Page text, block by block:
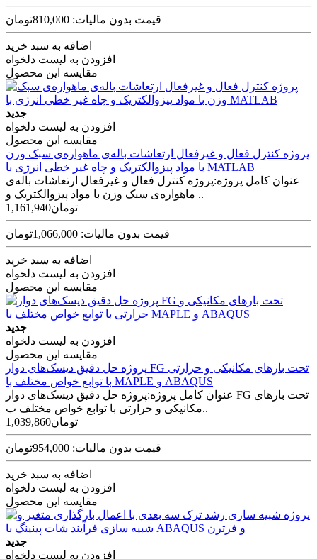
قیمت بدون مالیات: 810,000تومان
اضافه به سبد خرید
افزودن به لیست دلخواه
مقایسه این محصول
جدید
افزودن به لیست دلخواه
مقایسه این محصول
پروژه کنترل فعال و غیرفعال ارتعاشات باله‌ی ماهواره‌ی سبک وزن
با مواد پیزوالکتریک و چاه غیر خطی انرژی با MATLAB
عنوان کامل پروژه:پروژه کنترل فعال و غیرفعال ارتعاشات باله‌ی
ماهواره‌ی سبک وزن با مواد پیزوالکتریک و ..
1,161,940تومان
قیمت بدون مالیات: 1,066,000تومان
اضافه به سبد خرید
افزودن به لیست دلخواه
مقایسه این محصول
جدید
افزودن به لیست دلخواه
مقایسه این محصول
پروژه حل دقیق دیسک‌های دوار FG تحت بارهای مکانیکی و حرارتی
با توابع خواص مختلف با MAPLE و ABAQUS
عنوان کامل پروژه:پروژه حل دقیق دیسک‌های دوار FG تحت بارهای
مکانیکی و حرارتی با توابع خواص مختلف ب..
1,039,860تومان
قیمت بدون مالیات: 954,000تومان
اضافه به سبد خرید
افزودن به لیست دلخواه
مقایسه این محصول
جدید
افزودن به لیست دلخواه